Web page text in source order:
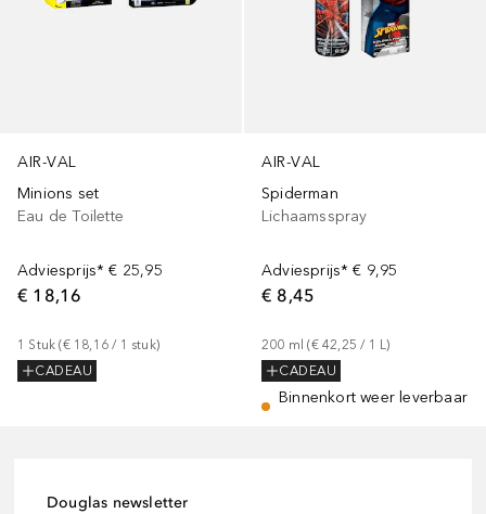
AIR-VAL
Minions set
Eau de Toilette
Adviesprijs* € 25,95
€ 18,16
1 Stuk (€ 18,16 / 1 stuk)
CADEAU
AIR-VAL
Spiderman
Lichaamsspray
Adviesprijs* € 9,95
€ 8,45
200 ml (€ 42,25 / 1 L)
CADEAU
Binnenkort weer leverbaar
Douglas newsletter